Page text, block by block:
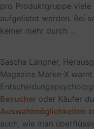
pro Produktgruppe
aufgelistet werden. Bei
keiner mehr durch ...
Sascha Langner,
Magazins Marke-X
Besucher oder Käufer
Auswahlmöglichkeiten
auch, wie man